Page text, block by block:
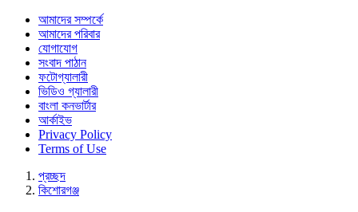
আমাদের সম্পর্কে
আমাদের পরিবার
যোগাযোগ
সংবাদ পাঠান
ফটোগ্যালারী
ভিডিও গ্যালারী
বাংলা কনভার্টার
আর্কাইভ
Privacy Policy
Terms of Use
প্রচ্ছদ
কিশোরগঞ্জ